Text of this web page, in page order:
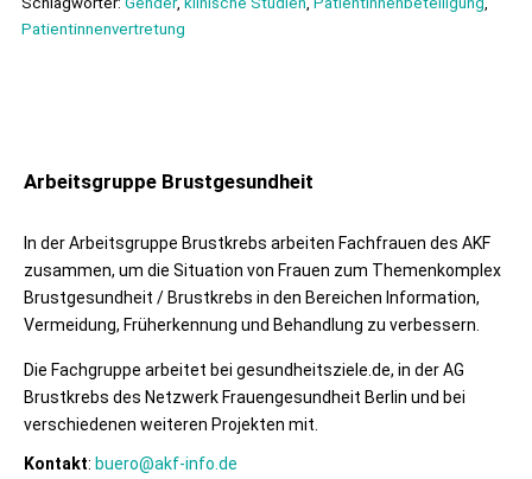
Patientinnenvertretung
Arbeitsgruppe Brustgesundheit
In der Arbeitsgruppe Brustkrebs arbeiten Fachfrauen des AKF
zusammen, um die Situation von Frauen zum Themenkomplex
Brustgesundheit / Brustkrebs in den Bereichen Information,
Vermeidung, Früherkennung und Behandlung zu verbessern.
Die Fachgruppe arbeitet bei gesundheitsziele.de, in der AG
Brustkrebs des Netzwerk Frauengesundheit Berlin und bei
verschiedenen weiteren Projekten mit.
Kontakt: buero@akf-info.de